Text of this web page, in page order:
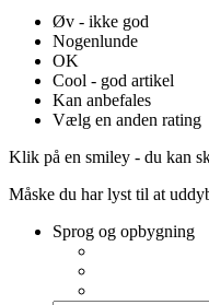
Øv - ikke god
Nogenlunde
OK
Cool - god artikel
Kan anbefales
Vælg en anden rating
Klik på en smiley - du kan
Måske du har lyst til at
Sprog og opbygning